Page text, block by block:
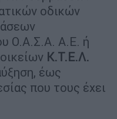
οδικών
Ο.Α.Σ.Α. Α.Ε. ή
Κ.Τ.Ε.Λ.
έως
που τους έχει